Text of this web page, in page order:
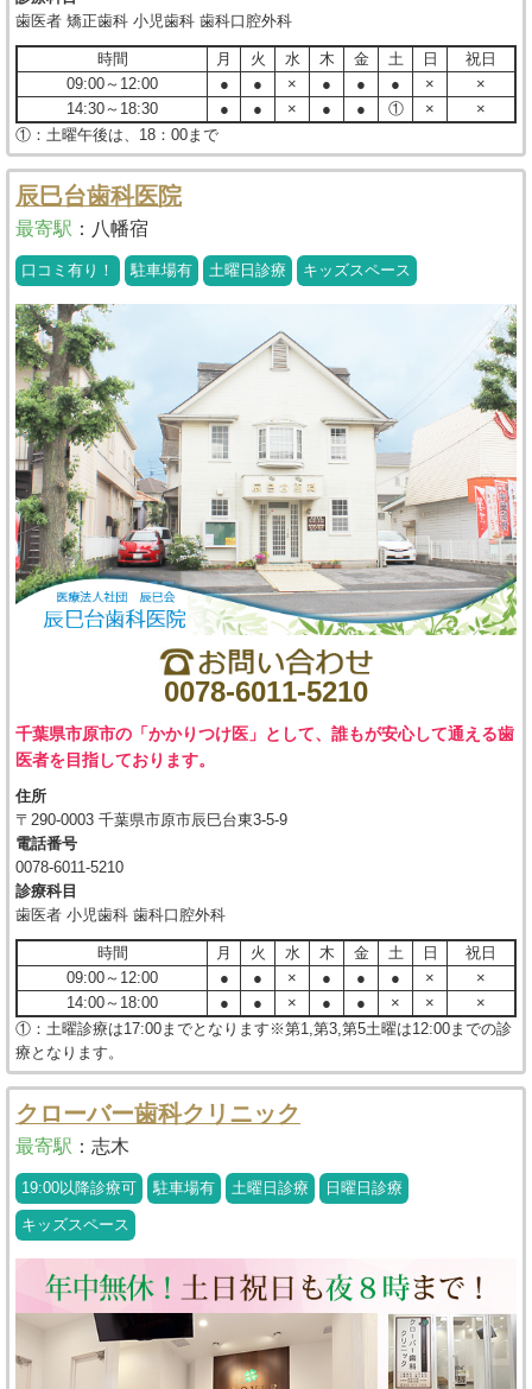
歯医者 矯正歯科 小児歯科 歯科口腔外科
時間 月 火 水 木 金 土 日
祝日
09:00～12:00
● ● × ● ● ● ×
×
14:30～18:30
● ● × ● ● ① ×
×
①：土曜午後は、18：00まで
辰巳台歯科医院
最寄駅 ： 八幡宿
口コミ有り！ 駐車場有 土曜日診療 キッズスペース
0078-6011-5210
千葉県市原市の「かかりつけ医」として、誰もが安心して通える歯
医者を目指しております。
住所
〒290-0003 千葉県市原市辰巳台東3-5-9
電話番号
0078-6011-5210
診療科目
歯医者 小児歯科 歯科口腔外科
時間 月 火 水 木 金 土 日
祝日
09:00～12:00
● ● × ● ● ● ×
×
14:00～18:00
● ● × ● ● × ×
×
①：土曜診療は17:00までとなります※第1,第3,第5土曜は12:00までの診
療となります。
クローバー歯科クリニック
最寄駅 ： 志木
19:00以降診療可 駐車場有 土曜日診療 日曜日診療
キッズスペース